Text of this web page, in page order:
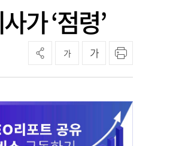
가 ‘점령’
가 가